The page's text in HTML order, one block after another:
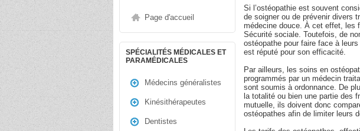
Page d'accueil
SPÉCIALITÉS MÉDICALES ET
PARAMÉDICALES
Médecins généralistes
Kinésithérapeutes
Dentistes
Si l’ostéopathie est souvent
de soigner ou de prévenir divers
médecine douce. À cet effet, les
Sécurité sociale. Toutefois, de
ostéopathe pour faire face à
est réputé pour son efficacité.
Par ailleurs, les soins en
programmés par un médecin
sont soumis à ordonnance. De
la totalité ou bien une partie des
mutuelle, ils doivent donc
ostéopathes afin de limiter leurs